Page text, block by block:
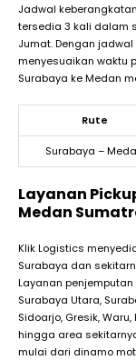
Jadwal
tersedia 3 kali dalam
Jumat. Dengan
menyesuaikan waktu
Surabaya ke Medan
Rute
Surabaya –
Layanan
Medan
Klik Logistics
Surabaya dan
Layanan
Surabaya Utara,
Sidoarjo, Gresik,
hingga area
mulai dari dinamo